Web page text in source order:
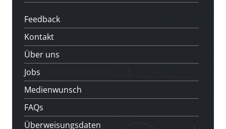
Feedback
Kontakt
Über uns
Jobs
Medienwunsch
FAQs
Überweisungsdaten